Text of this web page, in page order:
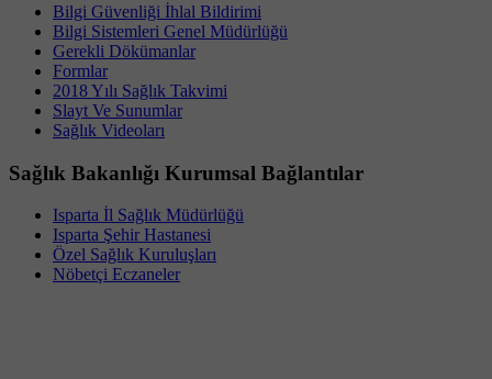
Bilgi Güvenliği İhlal Bildirimi
Bilgi Sistemleri Genel Müdürlüğü
Gerekli Dökümanlar
Formlar
2018 Yılı Sağlık Takvimi
Slayt Ve Sunumlar
Sağlık Videoları
Sağlık Bakanlığı Kurumsal Bağlantılar
Isparta İl Sağlık Müdürlüğü
Isparta Şehir Hastanesi
Özel Sağlık Kuruluşları
Nöbetçi Eczaneler